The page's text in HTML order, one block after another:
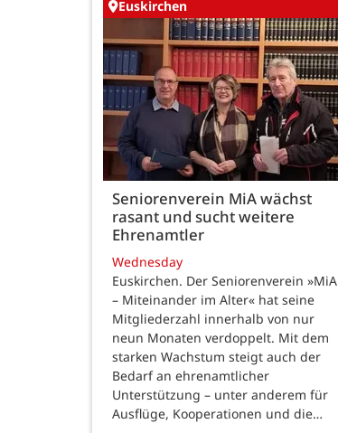
Euskirchen
Seniorenverein MiA wächst
rasant und sucht weitere
Ehrenamtler
Wednesday
Euskirchen. Der Seniorenverein »MiA
– Miteinander im Alter« hat seine
Mitgliederzahl innerhalb von nur
neun Monaten verdoppelt. Mit dem
starken Wachstum steigt auch der
Bedarf an ehrenamtlicher
Unterstützung – unter anderem für
Ausflüge, Kooperationen und die…